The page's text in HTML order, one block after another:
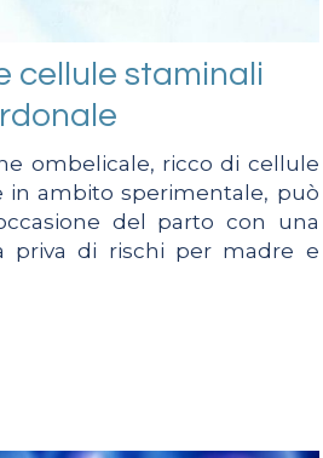
cellule staminali
ombelicale, ricco di cellule
in ambito sperimentale, può
del parto con una
priva di rischi per madre e